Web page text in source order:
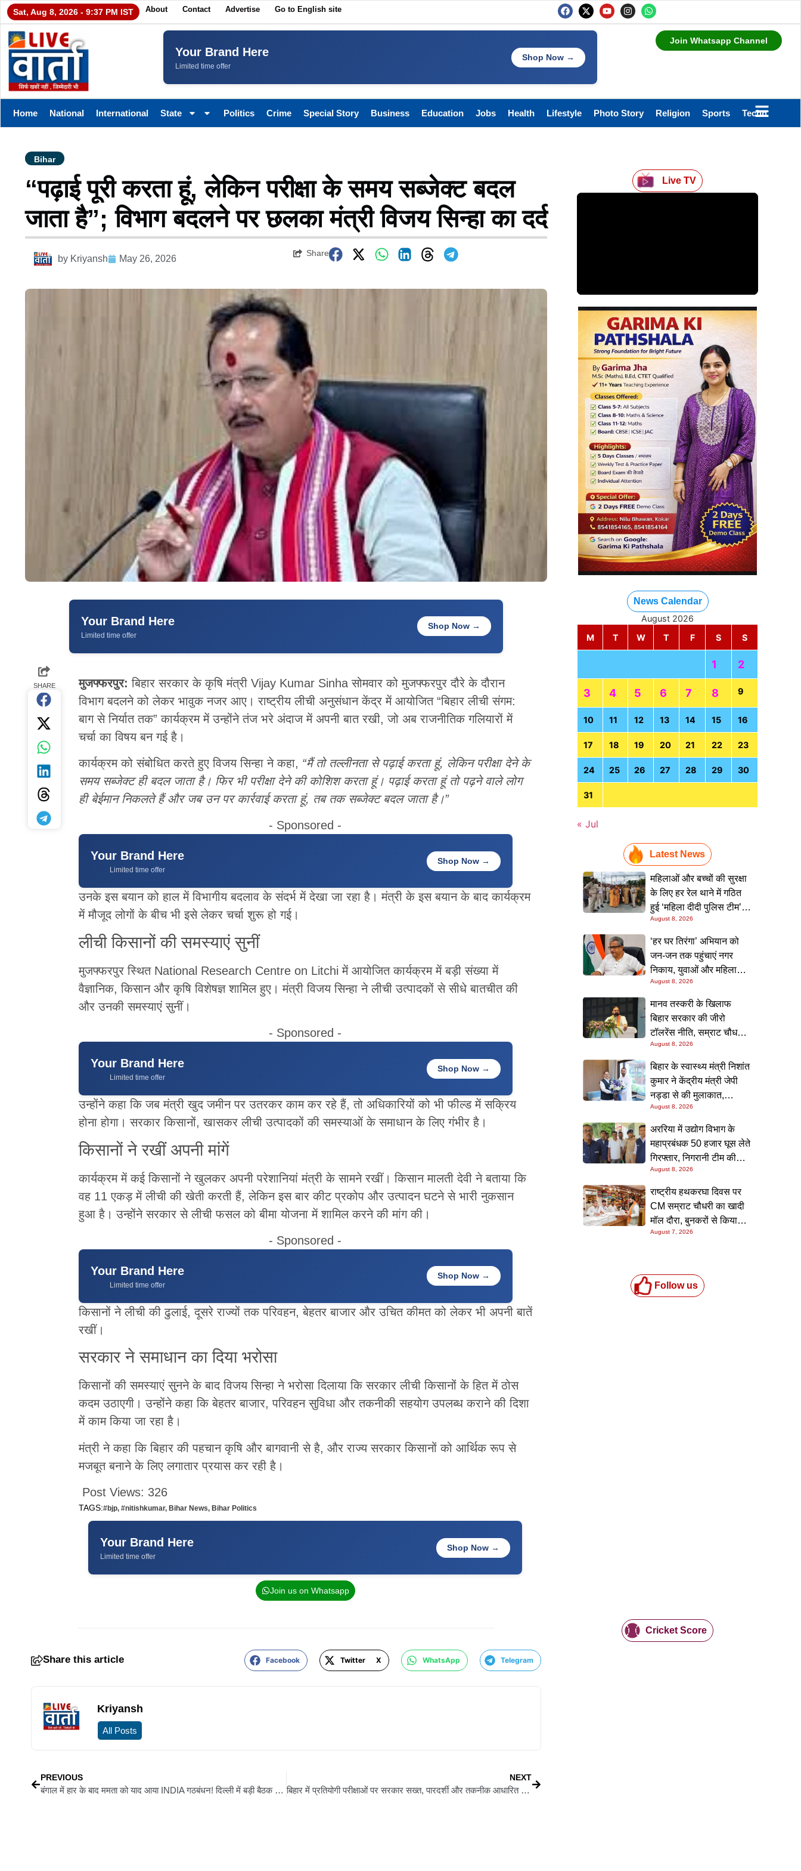
Sat, Aug 8, 2026 - 9:37 PM IST About Contact Advertise Go to English site
Your Brand Here
Limited time offer
Shop Now →
Join Whatsapp Channel
Home National International State Politics Crime Special Story Business Education Jobs Health Lifestyle Photo Story Religion Sports Technology
Bihar
“पढ़ाई पूरी करता हूं, लेकिन परीक्षा के समय सब्जेक्ट बदल
जाता है”; विभाग बदलने पर छलका मंत्री विजय सिन्हा का दर्द
by Kriyansh May 26, 2026
Share
Your Brand Here
Limited time offer
Shop Now →
SHARE मुजफ्फरपुर: बिहार सरकार के कृषि मंत्री Vijay Kumar Sinha सोमवार को मुजफ्फरपुर दौरे के दौरान
विभाग बदलने को लेकर भावुक नजर आए। राष्ट्रीय लीची अनुसंधान केंद्र में आयोजित “बिहार लीची संगम:
बाग से निर्यात तक” कार्यक्रम में उन्होंने तंज भरे अंदाज में अपनी बात रखी, जो अब राजनीतिक गलियारों में
चर्चा का विषय बन गई है।
कार्यक्रम को संबोधित करते हुए विजय सिन्हा ने कहा, “मैं तो तल्लीनता से पढ़ाई करता हूं, लेकिन परीक्षा देने के
समय सब्जेक्ट ही बदल जाता है। फिर भी परीक्षा देने की कोशिश करता हूं। पढ़ाई करता हूं तो पढ़ने वाले लोग
ही बेईमान निकलते हैं और जब उन पर कार्रवाई करता हूं, तब तक सब्जेक्ट बदल जाता है।”
- Sponsored -
Your Brand Here
Limited time offer
Shop Now →
उनके इस बयान को हाल में विभागीय बदलाव के संदर्भ में देखा जा रहा है। मंत्री के इस बयान के बाद कार्यक्रम
में मौजूद लोगों के बीच भी इसे लेकर चर्चा शुरू हो गई।
लीची किसानों की समस्याएं सुनीं
मुजफ्फरपुर स्थित National Research Centre on Litchi में आयोजित कार्यक्रम में बड़ी संख्या में
वैज्ञानिक, किसान और कृषि विशेषज्ञ शामिल हुए। मंत्री विजय सिन्हा ने लीची उत्पादकों से सीधे बातचीत की
और उनकी समस्याएं सुनीं।
- Sponsored -
Your Brand Here
Limited time offer
Shop Now →
उन्होंने कहा कि जब मंत्री खुद जमीन पर उतरकर काम कर रहे हैं, तो अधिकारियों को भी फील्ड में सक्रिय
होना होगा। सरकार किसानों, खासकर लीची उत्पादकों की समस्याओं के समाधान के लिए गंभीर है।
किसानों ने रखीं अपनी मांगें
कार्यक्रम में कई किसानों ने खुलकर अपनी परेशानियां मंत्री के सामने रखीं। किसान मालती देवी ने बताया कि
वह 11 एकड़ में लीची की खेती करती हैं, लेकिन इस बार कीट प्रकोप और उत्पादन घटने से भारी नुकसान
हुआ है। उन्होंने सरकार से लीची फसल को बीमा योजना में शामिल करने की मांग की।
- Sponsored -
Your Brand Here
Limited time offer
Shop Now →
किसानों ने लीची की ढुलाई, दूसरे राज्यों तक परिवहन, बेहतर बाजार और उचित कीमत को लेकर भी अपनी बातें
रखीं।
सरकार ने समाधान का दिया भरोसा
किसानों की समस्याएं सुनने के बाद विजय सिन्हा ने भरोसा दिलाया कि सरकार लीची किसानों के हित में ठोस
कदम उठाएगी। उन्होंने कहा कि बेहतर बाजार, परिवहन सुविधा और तकनीकी सहयोग उपलब्ध कराने की दिशा
में काम किया जा रहा है।
मंत्री ने कहा कि बिहार की पहचान कृषि और बागवानी से है, और राज्य सरकार किसानों को आर्थिक रूप से
मजबूत बनाने के लिए लगातार प्रयास कर रही है।
Post Views: 326
TAGS:#bjp, #nitishkumar, Bihar News, Bihar Politics
Your Brand Here
Limited time offer
Shop Now →
Join us on Whatsapp
Share this article Facebook Twitter X WhatsApp Telegram
Kriyansh
All Posts
PREVIOUS
बंगाल में हार के बाद ममता को याद आया INDIA गठबंधन! दिल्ली में बड़ी बैठक की तैयारी, कांग्रेस के रुख पर नजर
NEXT
बिहार में प्रतियोगी परीक्षाओं पर सरकार सख्त, पारदर्शी और तकनीक आधारित परीक्षा व्यवस्था लागू करने की तैयारी तेज
Live TV
News Calendar
August 2026
M
T W T F S S
1 2
3 4 5 6 7 8 9
10 11 12 13 14 15 16
17 18 19 20 21 22 23
24 25 26 27 28 29 30
31
« Jul
Latest News
महिलाओं और बच्चों की सुरक्षा
के लिए हर रेल थाने में गठित
हुई ‘महिला दीदी पुलिस टीम’,
स्कूलों में जाकर किया जागरूक
August 8, 2026
‘हर घर तिरंगा’ अभियान को
जन-जन तक पहुंचाएं नगर
निकाय, युवाओं और महिलाओं
की भागीदारी सुनिश्चित करने
का निर्देश: नीतीश मिश्रा
August 8, 2026
मानव तस्करी के खिलाफ
बिहार सरकार की जीरो
टॉलरेंस नीति, सम्राट चौधरी ने
सम्मेलन में दोहराई प्रतिबद्धता
August 8, 2026
बिहार के स्वास्थ्य मंत्री निशांत
कुमार ने केंद्रीय मंत्री जेपी
नड्डा से की मुलाकात,
स्वास्थ्य क्षेत्र के विकास पर
चर्चा
August 8, 2026
अररिया में उद्योग विभाग के
महाप्रबंधक 50 हजार घूस लेते
गिरफ्तार, निगरानी टीम की
छापेमारी; आवास से बरामद हुई
रिश्वत की रकम
August 8, 2026
राष्ट्रीय हथकरघा दिवस पर
CM सम्राट चौधरी का खादी
मॉल दौरा, बुनकरों से किया
संवाद और स्वदेशी उत्पादों को
August 7, 2026
Follow us
Cricket Score